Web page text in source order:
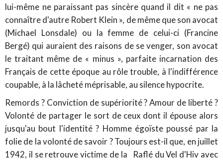
lui-même ne paraissant pas sincère quand il dit « ne pas
connaître d'autre Robert Klein », de même que son avocat
(Michael Lonsdale) ou la femme de celui-ci (Francine
Bergé) qui auraient des raisons de se venger, son avocat
le traitant même de « minus », parfaite incarnation des
Français de cette époque au rôle trouble, à l'indifférence
coupable, à la lâcheté méprisable, au silence hypocrite.
Remords ? Conviction de supériorité ? Amour de liberté ?
Volonté de partager le sort de ceux dont il épouse alors
jusqu'au bout l'identité ? Homme égoïste poussé par la
folie de la volonté de savoir ? Toujours est-il que, en juillet
1942, il se retrouve victime de la Raflé du Vel d'Hiv avec